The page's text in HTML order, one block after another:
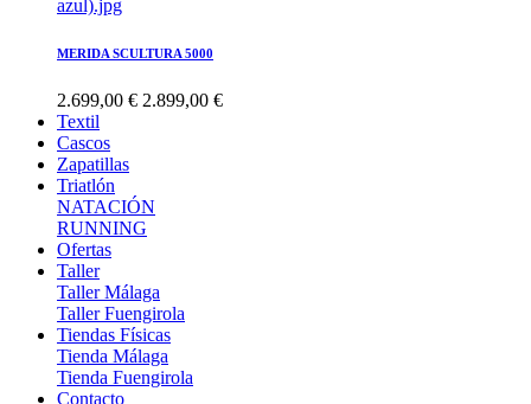
MERIDA SCULTURA 5000
2.699,00 € 2.899,00 €
Textil
Cascos
Zapatillas
Triatlón
NATACIÓN
RUNNING
Ofertas
Taller
Taller Málaga
Taller Fuengirola
Tiendas Físicas
Tienda Málaga
Tienda Fuengirola
Contacto